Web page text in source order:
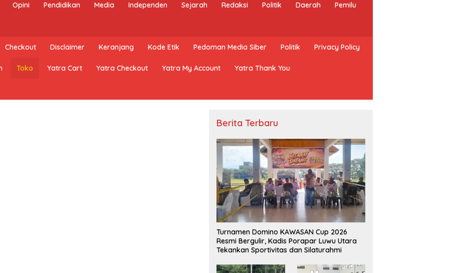
Opini Pendidikan Media Independen Sejarah Redaksi Politik Daerah Pemilu
Checkout Disclaimer Keranjang Kode Etik Pedoman Media Siber Politik Privacy Policy
Toko Yatra Cart Yatra Checkout Yatra My Account Yatra Thank You
Berita Terbaru
Turnamen Domino KAWASAN Cup 2026
Resmi Bergulir, Kadis Porapar Luwu Utara
Tekankan Sportivitas dan Silaturahmi